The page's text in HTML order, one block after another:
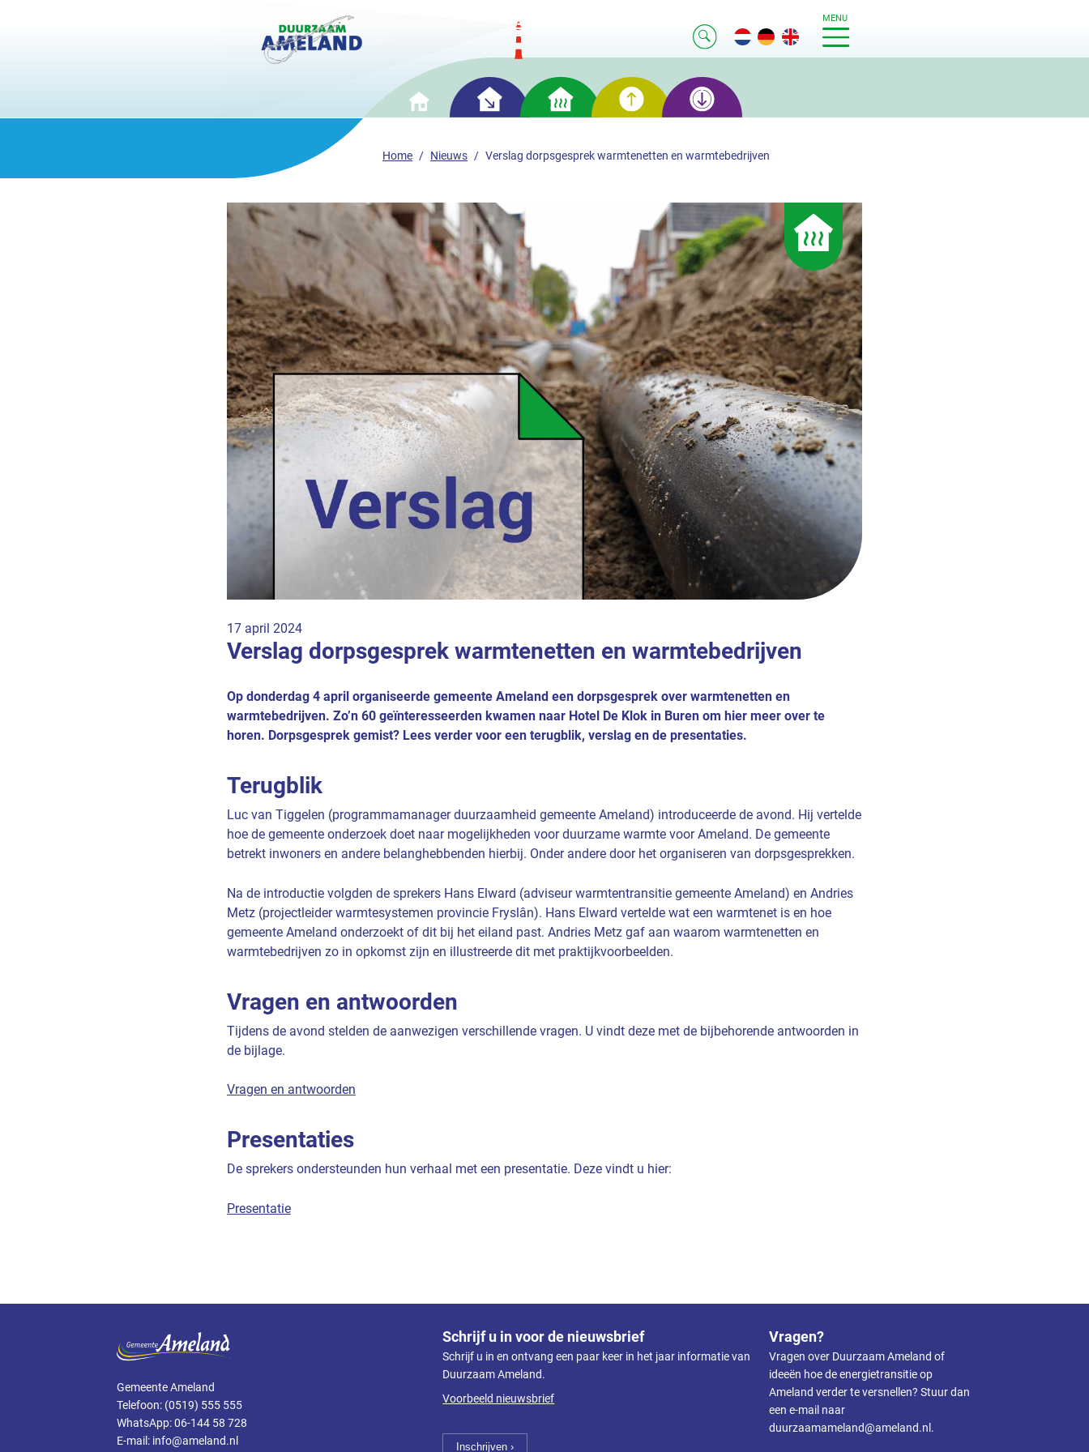
MENU
Home Nieuws Verslag dorpsgesprek warmtenetten en warmtebedrijven
17 april 2024
Verslag dorpsgesprek warmtenetten en warmtebedrijven
Op donderdag 4 april organiseerde gemeente Ameland een dorpsgesprek over warmtenetten en
warmtebedrijven. Zo’n 60 geïnteresseerden kwamen naar Hotel De Klok in Buren om hier meer over te
horen. Dorpsgesprek gemist? Lees verder voor een terugblik, verslag en de presentaties.
Terugblik
Luc van Tiggelen (programmamanager duurzaamheid gemeente Ameland) introduceerde de avond. Hij vertelde
hoe de gemeente onderzoek doet naar mogelijkheden voor duurzame warmte voor Ameland. De gemeente
betrekt inwoners en andere belanghebbenden hierbij. Onder andere door het organiseren van dorpsgesprekken.
Na de introductie volgden de sprekers Hans Elward (adviseur warmtentransitie gemeente Ameland) en Andries
Metz (projectleider warmtesystemen provincie Fryslân). Hans Elward vertelde wat een warmtenet is en hoe
gemeente Ameland onderzoekt of dit bij het eiland past. Andries Metz gaf aan waarom warmtenetten en
warmtebedrijven zo in opkomst zijn en illustreerde dit met praktijkvoorbeelden.
Vragen en antwoorden
Tijdens de avond stelden de aanwezigen verschillende vragen. U vindt deze met de bijbehorende antwoorden in
de bijlage.
Vragen en antwoorden
Presentaties
De sprekers ondersteunden hun verhaal met een presentatie. Deze vindt u hier:
Presentatie
Gemeente Ameland
Telefoon: (0519) 555 555
WhatsApp: 06-144 58 728
E-mail: info@ameland.nl
Schrijf u in voor de nieuwsbrief
Schrijf u in en ontvang een paar keer in het jaar informatie van
Duurzaam Ameland.
Voorbeeld nieuwsbrief
Vragen?
Vragen over Duurzaam Ameland of
ideeën hoe de energietransitie op
Ameland verder te versnellen? Stuur dan
een e-mail naar
duurzaamameland@ameland.nl .